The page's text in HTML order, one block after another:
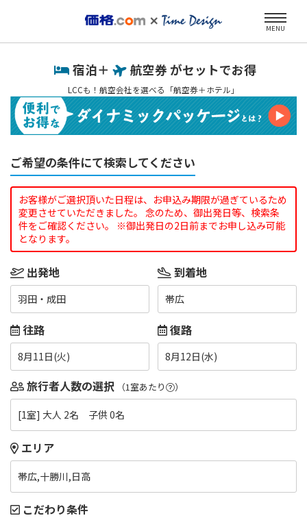
MENU
宿泊＋ 航空券 がセットでお得
LCCも！航空会社を選べる「航空券＋ホテル」
ご希望の条件にて検索してください
お客様がご選択頂いた日程は、お申込み期限が過ぎているため
変更させていただきました。 念のため、御出発日等、検索条
件をご確認ください。 ※御出発日の2日前までお申し込み可能
となります。
出発地
羽田・成田
到着地
帯広
往路
8月11日(火)
復路
8月12日(水)
旅行者人数の選択 （1室あたり ）
[1室] 大人 2名 子供 0名
エリア
帯広,十勝川,日高
こだわり条件